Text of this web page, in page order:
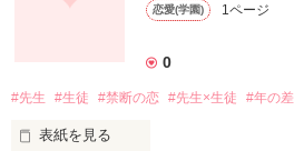
恋愛(学園) 1ページ
0
#先生 #生徒 #禁断の恋 #先生×生徒 #年の差
表紙を見る